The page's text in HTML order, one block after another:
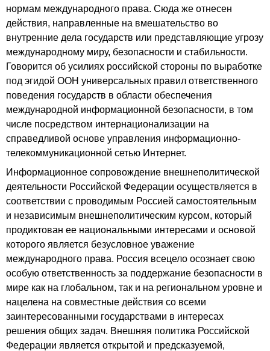
нормам международного права. Сюда же отнесен
действия, направленные на вмешательство во
внутренние дела государств или представляющие угрозу
международному миру, безопасности и стабильности.
Говорится об усилиях российской стороны по выработке
под эгидой ООН универсальных правил ответственного
поведения государств в области обеспечения
международной информационной безопасности, в том
числе посредством интернационализации на
справедливой основе управления информационно-
телекоммуникационной сетью Интернет.
Информационное сопровождение внешнеполитической
деятельности Российской Федерации осуществляется в
соответствии с проводимым Россией самостоятельным
и независимым внешнеполитическим курсом, который
продиктован ее национальными интересами и основой
которого является безусловное уважение
международного права. Россия всецело осознает свою
особую ответственность за поддержание безопасности в
мире как на глобальном, так и на региональном уровне и
нацелена на совместные действия со всеми
заинтересованными государствами в интересах
решения общих задач. Внешняя политика Российской
Федерации является открытой и предсказуемой,